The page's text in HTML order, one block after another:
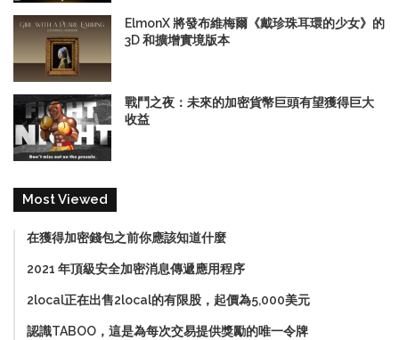
ElmonX 將發布維梅爾《戴珍珠耳環的少女》的
3D 和擴增實境版本
戰鬥之夜：未來的加密貨幣巨頭有望獲得巨大
收益
Most Viewed
在獲得加密錢包之前你應該知道什麼
2021 年頂級安全加密消息傳遞應用程序
2local正在出售2local的有限股，起價為5,000美元
認識TABOO，這是為每次交易提供獎勵的唯一令牌